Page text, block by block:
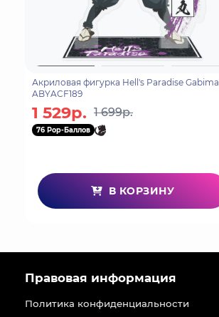
Акриловая фигурка Hell's Paradise
ABYACF189
1 529р. 1 699р.
76 Pop-Баллов
В КОРЗИНУ
Правовая информация
Политика конфиденциальности